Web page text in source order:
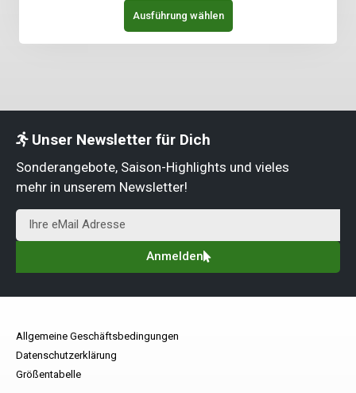
Ausführung wählen
Unser Newsletter für Dich
Sonderangebote, Saison-Highlights und vieles
mehr in unserem Newsletter!
Anmelden
Allgemeine Geschäftsbedingungen
Datenschutzerklärung
Größentabelle